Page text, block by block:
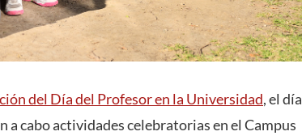
del Día del Profesor en la Universidad, el día
a cabo actividades celebratorias en el Campus